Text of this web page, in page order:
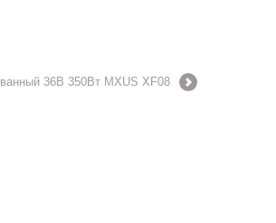
36В 350Вт MXUS XF08